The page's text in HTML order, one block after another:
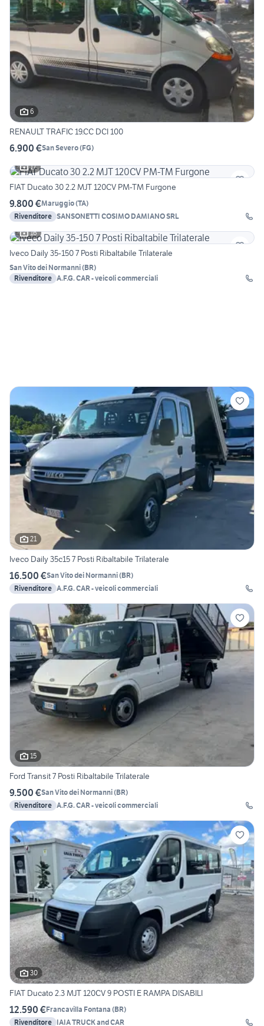
6
RENAULT TRAFIC 19.CC DCI 100
6.900 €San Severo(FG)
17
FIAT Ducato 30 2.2 MJT 120CV PM-TM Furgone
9.800 €Maruggio(TA)
Rivenditore SANSONETTI COSIMO DAMIANO SRL
16
Iveco Daily 35-150 7 Posti Ribaltabile Trilaterale
San Vito dei Normanni(BR)
Rivenditore A.F.G. CAR - veicoli commerciali
21
Iveco Daily 35c15 7 Posti Ribaltabile Trilaterale
16.500 €San Vito dei Normanni(BR)
Rivenditore A.F.G. CAR - veicoli commerciali
15
Ford Transit 7 Posti Ribaltabile Trilaterale
9.500 €San Vito dei Normanni(BR)
Rivenditore A.F.G. CAR - veicoli commerciali
30
FIAT Ducato 2.3 MJT 120CV 9 POSTI E RAMPA DISABILI
12.590 €Francavilla Fontana (BR)
Rivenditore IAIA TRUCK and CAR